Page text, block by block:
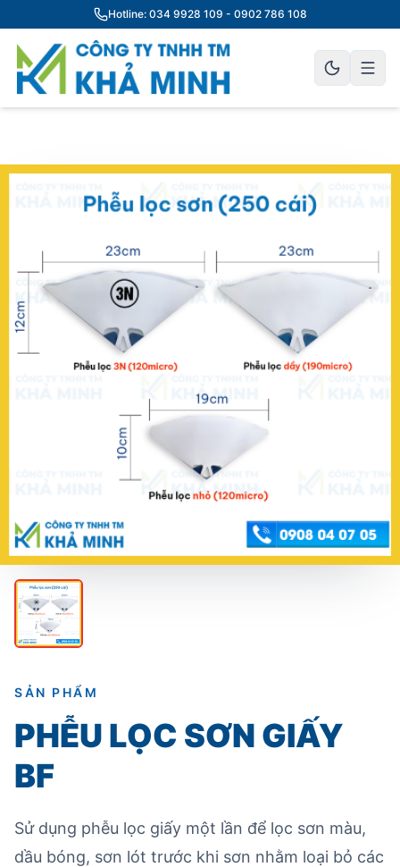
Hotline: 034 9928 109 - 0902 786 108
SẢN PHẨM
PHỄU LỌC SƠN GIẤY
BF
Sử dụng phễu lọc giấy một lần để lọc sơn màu,
dầu bóng, sơn lót trước khi sơn nhằm loại bỏ các